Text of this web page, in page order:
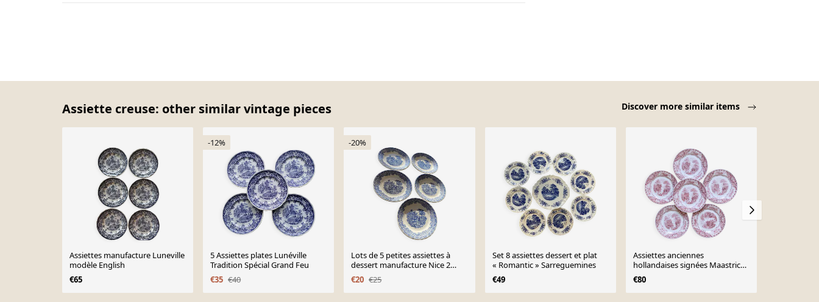
Assiette creuse: other similar vintage pieces Discover more similar items
Assiettes manufacture Luneville
modèle English
€65
-12%
5 Assiettes plates Lunéville
Tradition Spécial Grand Feu
€35 €40
-20%
Lots de 5 petites assiettes à
dessert manufacture Nice 2
tampons diffé la même
manufacture￼
€20 €25
Set 8 assiettes dessert et plat
« Romantic » Sarreguemines
€49
Assiettes anciennes
hollandaises signées Maastricht
"Old England"
€80